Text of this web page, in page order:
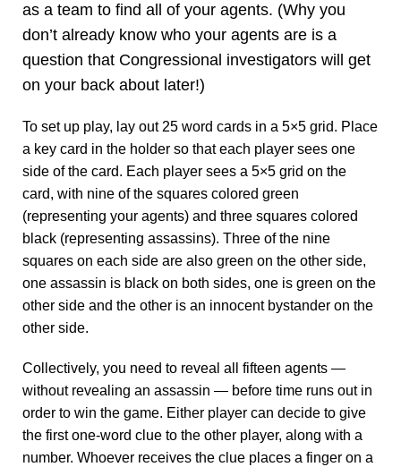
as a team to find all of your agents. (Why you
don’t already know who your agents are is a
question that Congressional investigators will get
on your back about later!)
To set up play, lay out 25 word cards in a 5×5 grid. Place
a key card in the holder so that each player sees one
side of the card. Each player sees a 5×5 grid on the
card, with nine of the squares colored green
(representing your agents) and three squares colored
black (representing assassins). Three of the nine
squares on each side are also green on the other side,
one assassin is black on both sides, one is green on the
other side and the other is an innocent bystander on the
other side.
Collectively, you need to reveal all fifteen agents —
without revealing an assassin — before time runs out in
order to win the game. Either player can decide to give
the first one-word clue to the other player, along with a
number. Whoever receives the clue places a finger on a